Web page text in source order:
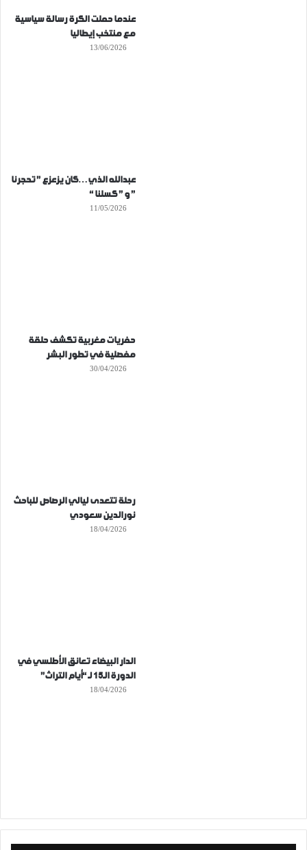
عندما حملت الكرة رسالة سياسية
مع منتخب إيطاليا
13/06/2026
عبدالله الذي…كان يزعزع ” تحجرنا
” و ” كسلنا “
11/05/2026
حفريات مغربية تكشف حلقة
مفصلية في تطور البشر
30/04/2026
رحلة تتعدى ليالي الرصاص للباحث
نورالدين سعودي
18/04/2026
الدار البيضاء تعانق الأطلسي في
الدورة الـ15 لـ “أيام التراث”
18/04/2026